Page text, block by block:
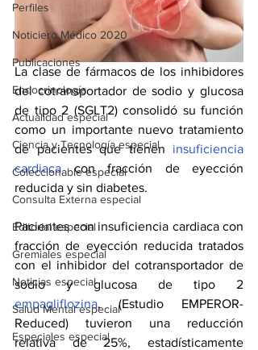
Perfiles
Noticiero Médico 2020
Publicaciones
Endocrinología
Actualidad especial
Ciencia y Tecnología especial
Coleccionable especial
Consulta Externa especial
Editorial especial
Gremiales especial
Noticias especial
Salud Mental especial
Especiales especial
La clase de fármacos de los inhibidores
del cotransportador de sodio y glucosa
de tipo 2 (SGLT2) consolidó su función
como un importante nuevo tratamiento
de pacientes que tienen insuficiencia
cardiaca con fracción de eyección
reducida y sin diabetes.
Pacientes con insuficiencia cardiaca con
fracción de eyección reducida tratados
con el inhibidor del cotransportador de
empagliflozina, (Estudio EMPEROR-
Reduced) tuvieron una reducción
relativa de 25%, estadísticamente